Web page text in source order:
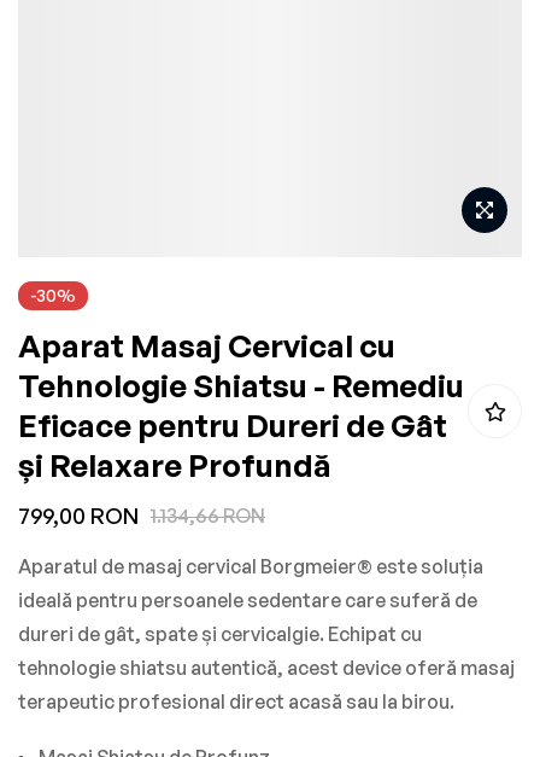
to
the
beginning
the
images
gallery
-30%
Aparat Masaj Cervical cu
Tehnologie Shiatsu - Remediu
Eficace pentru Dureri de Gât
și Relaxare Profundă
799,00 RON 1.134,66 RON
Aparatul de masaj cervical Borgmeier® este soluția
ideală pentru persoanele sedentare care suferă de
dureri de gât, spate și cervicalgie. Echipat cu
tehnologie shiatsu autentică, acest device oferă masaj
terapeutic profesional direct acasă sau la birou.